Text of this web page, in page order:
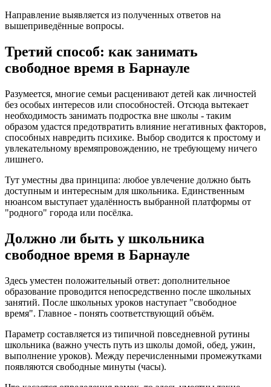
Направление выявляется из полученных ответов на
вышеприведённые вопросы.
Третий способ: как занимать
свободное время в Барнауле
Разумеется, многие семьи расценивают детей как личностей
без особых интересов или способностей. Отсюда вытекает
необходимость занимать подростка вне школы - таким
образом удастся предотвратить влияние негативных факторов,
способных навредить психике. Выбор сводится к простому и
увлекательному времяпровождению, не требующему ничего
лишнего.
Тут уместны два принципа: любое увлечение должно быть
доступным и интересным для школьника. Единственным
нюансом выступает удалённость выбранной платформы от
"родного" города или посёлка.
Должно ли быть у школьника
свободное время в Барнауле
Здесь уместен положительный ответ: дополнительное
образование проводится непосредственно после школьных
занятий. После школьных уроков наступает "свободное
время". Главное - понять соответствующий объём.
Параметр составляется из типичной повседневной рутины
школьника (важно учесть путь из школы домой, обед, ужин,
выполнение уроков). Между перечисленными промежутками
появляются свободные минуты (часы).